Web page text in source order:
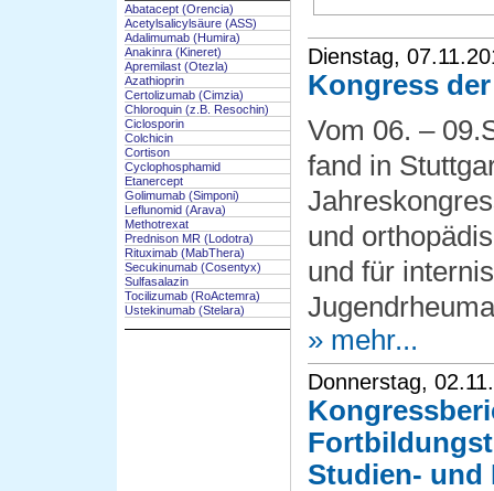
Abatacept (Orencia)
Acetylsalicylsäure (ASS)
Adalimumab (Humira)
Anakinra (Kineret)
Apremilast (Otezla)
Azathioprin
Certolizumab (Cimzia)
Chloroquin (z.B. Resochin)
Ciclosporin
Colchicin
Cortison
Cyclophosphamid
Etanercept
Golimumab (Simponi)
Leflunomid (Arava)
Methotrexat
Prednison MR (Lodotra)
Rituximab (MabThera)
Secukinumab (Cosentyx)
Sulfasalazin
Tocilizumab (RoActemra)
Ustekinumab (Stelara)
Dienstag,
Kongress
Vom 06. –
fand in
und
und für
» mehr...
Donnerstag,
Studien- und